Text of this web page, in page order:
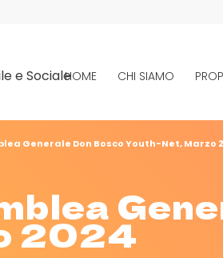
HOME CHI SIAMO
Generale Don Bosco Youth-Net, Marzo
2024